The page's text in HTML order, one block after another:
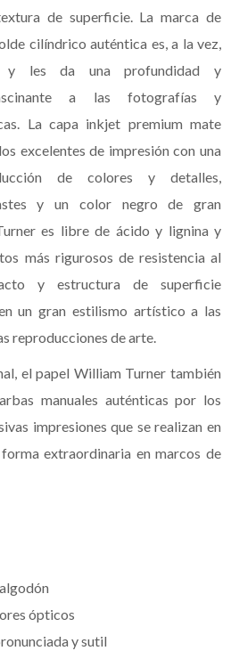
de superficie. La marca de
cilíndrico auténtica es, a la vez,
y les da una profundidad y
a las fotografías y
La capa inkjet premium mate
excelentes de impresión con una
de colores y detalles,
y un color negro de gran
es libre de ácido y lignina y
más rigurosos de resistencia al
y estructura de superficie
un gran estilismo artístico a las
reproducciones de arte.
el papel William Turner también
manuales auténticas por los
impresiones que se realizan en
extraordinaria en marcos de
ópticos
y sutil